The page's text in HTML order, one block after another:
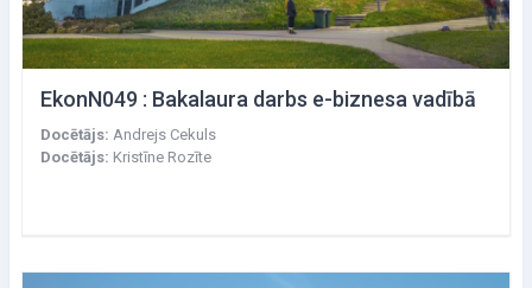
EkonN049 : Bakalaura darbs e-biznesa vadībā
Docētājs: Andrejs Cekuls
Docētājs: Kristīne Rozīte